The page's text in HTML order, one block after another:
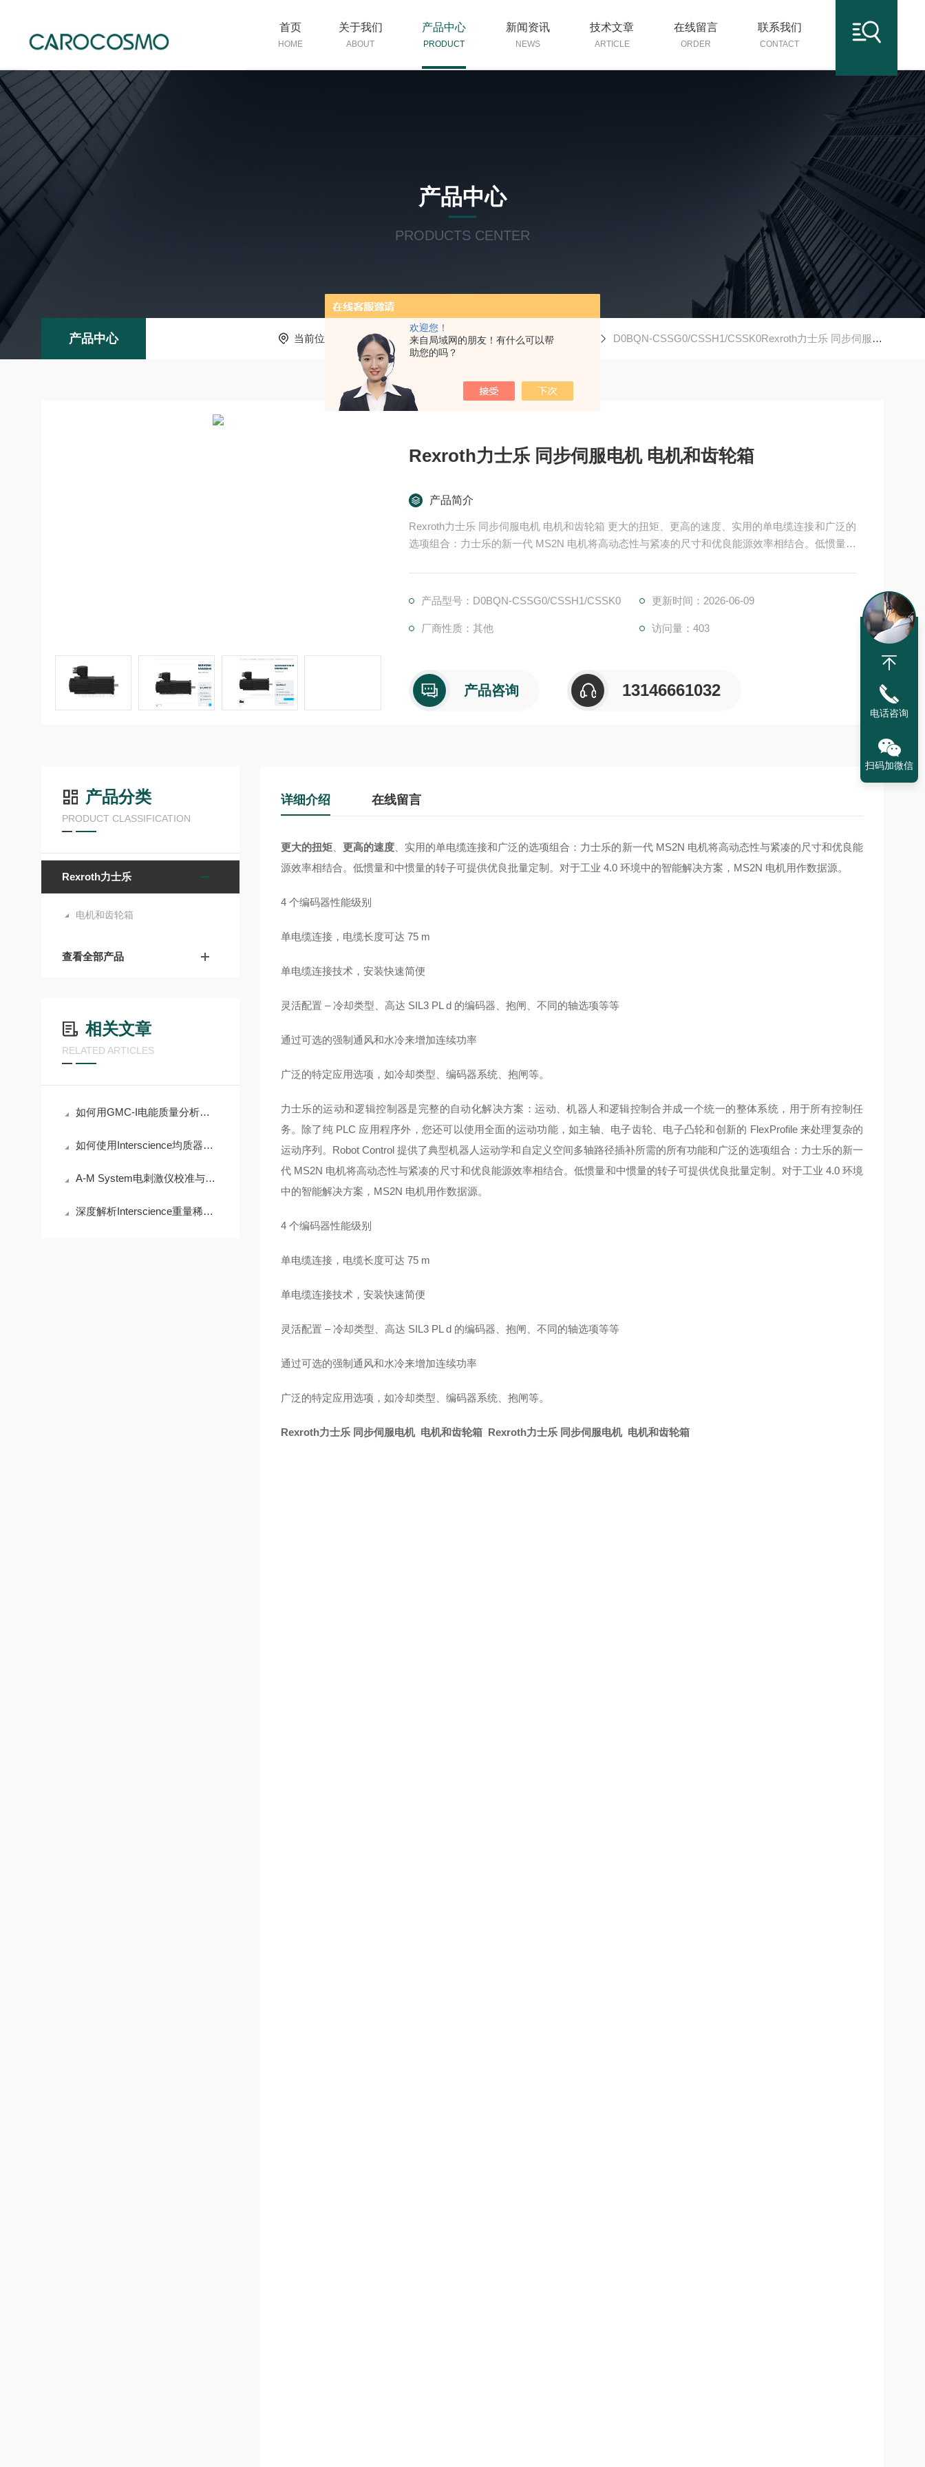
欢迎您！
来自局域网的朋友！有什么可以帮
助您的吗？
首页
HOME
关于我们
ABOUT
产品中心
PRODUCT
新闻资讯
NEWS
技术文章
ARTICLE
在线留言
ORDER
联系我们
CONTACT
产品中心
PRODUCTS CENTER
产品中心 当前位置： 首页 产品中心 Rexroth力士乐 电机和齿轮箱 D0BQN-CSSG0/CSSH1/CSSK0Rexroth力士乐 同步伺服电机 电机和齿轮箱
Rexroth力士乐 同步伺服电机 电机和齿轮箱
产品简介
Rexroth力士乐 同步伺服电机 电机和齿轮箱 更大的扭矩、更高的速度、实用的单电缆连接和广泛的
选项组合：力士乐的新一代 MS2N 电机将高动态性与紧凑的尺寸和优良能源效率相结合。低惯量和
产品型号：D0BQN-CSSG0/CSSH1/CSSK0
更新时间：2026-06-09
厂商性质：其他 访问量：403
产品咨询 13146661032
产品分类
PRODUCT CLASSIFICATION
Rexroth力士乐
电机和齿轮箱
查看全部产品
相关文章
RELATED ARTICLES
如何用GMC-I电能质量分析仪检测电能质量问题
如何使用Interscience均质器优化样品处理？
A-M System电刺激仪校准与维护：输出幅度验证与电极接口检查
深度解析Interscience重量稀释器的高精度称重与稀释功能
详细介绍 在线留言
更大的扭矩、 更高的速度、实用的单电缆连接和广泛的选项组合：力士乐的新一代 MS2N 电机将高动态性与紧凑的尺寸和优良能
源效率相结合。低惯量和中惯量的转子可提供优良批量定制。对于工业 4.0 环境中的智能解决方案，MS2N 电机用作数据源。
4 个编码器性能级别
单电缆连接，电缆长度可达 75 m
单电缆连接技术，安装快速简便
灵活配置 – 冷却类型、高达 SIL3 PL d 的编码器、抱闸、不同的轴选项等等
通过可选的强制通风和水冷来增加连续功率
广泛的特定应用选项，如冷却类型、编码器系统、抱闸等。
力士乐的运动和逻辑控制器是完整的自动化解决方案：运动、机器人和逻辑控制合并成一个统一的整体系统，用于所有控制任
务。除了纯 PLC 应用程序外，您还可以使用全面的运动功能，如主轴、电子齿轮、电子凸轮和创新的 FlexProfile 来处理复杂的
运动序列。Robot Control 提供了典型机器人运动学和自定义空间多轴路径插补所需的所有功能和广泛的选项组合：力士乐的新一
代 MS2N 电机将高动态性与紧凑的尺寸和优良能源效率相结合。低惯量和中惯量的转子可提供优良批量定制。对于工业 4.0 环境
中的智能解决方案，MS2N 电机用作数据源。
4 个编码器性能级别
单电缆连接，电缆长度可达 75 m
单电缆连接技术，安装快速简便
灵活配置 – 冷却类型、高达 SIL3 PL d 的编码器、抱闸、不同的轴选项等等
通过可选的强制通风和水冷来增加连续功率
广泛的特定应用选项，如冷却类型、编码器系统、抱闸等。
Rexroth力士乐 同步伺服电机 电机和齿轮箱 Rexroth力士乐 同步伺服电机 电机和齿轮箱
电话咨询
扫码加微信